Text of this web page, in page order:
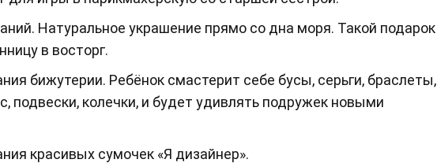
Натуральное украшение прямо со дна моря. Такой подарок
в восторг.
бижутерии. Ребёнок смастерит себе бусы, серьги, браслеты,
подвески, колечки, и будет удивлять подружек новыми
красивых сумочек «Я дизайнер».